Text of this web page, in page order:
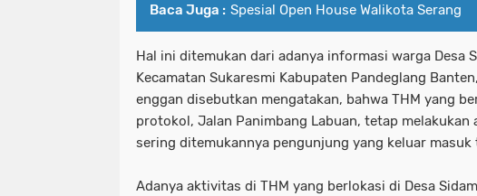
Baca Juga : Spesial Open House Walikota Serang
Hal ini ditemukan dari adanya informasi warga Desa
Kecamatan Sukaresmi Kabupaten Pandeglang
enggan disebutkan mengatakan, bahwa THM yang
protokol, Jalan Panimbang Labuan, tetap melakukan
sering ditemukannya pengunjung yang keluar
Adanya aktivitas di THM yang berlokasi di Desa